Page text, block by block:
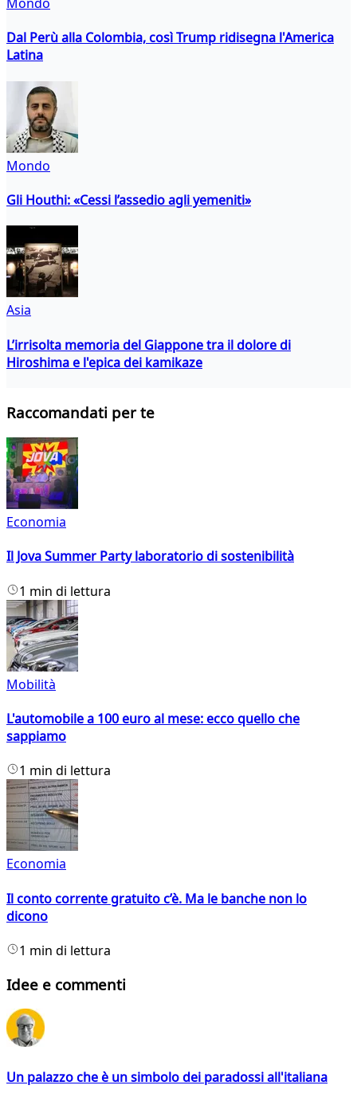
Dal Perù alla Colombia, così Trump ridisegna l'America
Latina
Mondo
Gli Houthi: «Cessi l’assedio agli yemeniti»
Asia
L’irrisolta memoria del Giappone tra il dolore di
Hiroshima e l'epica dei kamikaze
Raccomandati per te
Economia
Il Jova Summer Party laboratorio di sostenibilità
1 min di lettura
Mobilità
L'automobile a 100 euro al mese: ecco quello che
sappiamo
1 min di lettura
Economia
Il conto corrente gratuito c’è. Ma le banche non lo
dicono
1 min di lettura
Idee e commenti
Un palazzo che è un simbolo dei paradossi all'italiana